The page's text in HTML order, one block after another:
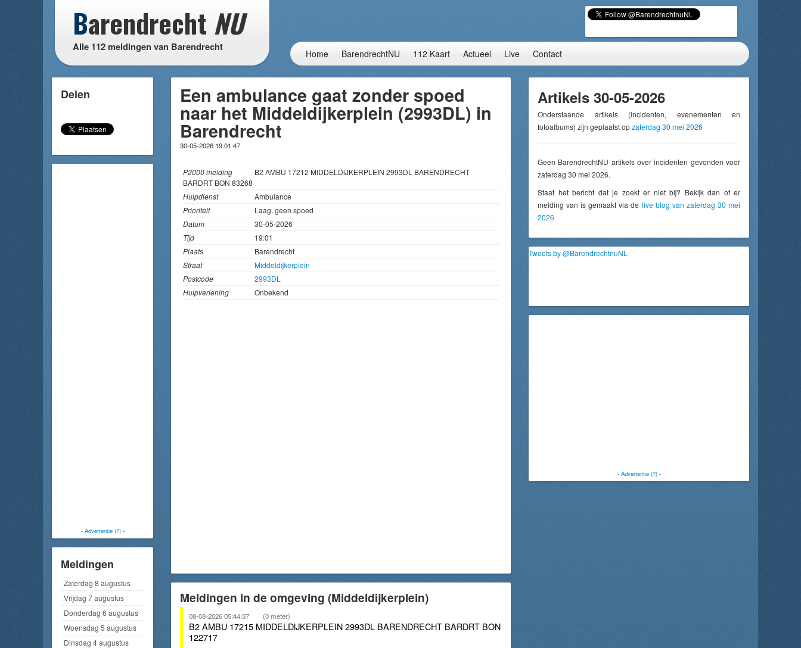
Barendrecht NU
Alle 112 meldingen van Barendrecht
Home BarendrechtNU 112 Kaart Actueel Live Contact
Delen
- Advertentie (?)-
Meldingen
Zaterdag 8 augustus
Vrijdag 7 augustus
Donderdag 6 augustus
Woensdag 5 augustus
Dinsdag 4 augustus
Een ambulance gaat zonder spoed
naar het Middeldijkerplein (2993DL) in
Barendrecht
30-05-2026 19:01:47
P2000 melding
B2 AMBU 17212 MIDDELDIJKERPLEIN 2993DL BARENDRECHT
BARDRT BON 83268
Hulpdienst
Ambulance
Prioriteit
Laag, geen spoed
Datum
30-05-2026
Tijd
19:01
Plaats
Barendrecht
Straat
Middeldijkerplein
Postcode
2993DL
Hulpverlening
Onbekend
Meldingen in de omgeving (Middeldijkerplein)
08-08-2026 05:44:37 (0 meter)
B2 AMBU 17215 MIDDELDIJKERPLEIN 2993DL BARENDRECHT BARDRT BON
122717
Artikels 30-05-2026
Onderstaande artikels (incidenten, evenementen en
fotoalbums) zijn geplaatst opzaterdag 30 mei 2026
Geen BarendrechtNU artikels over incidenten gevonden voor
zaterdag 30 mei 2026.
Staat het bericht dat je zoekt er niet bij? Bekijk dan of er
melding van is gemaakt via de live blog van zaterdag 30 mei
2026
Tweets by @BarendrechtnuNL
- Advertentie (?)-